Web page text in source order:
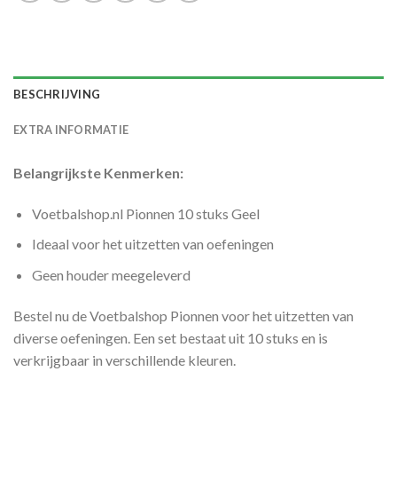
BESCHRIJVING
EXTRA INFORMATIE
Belangrijkste Kenmerken:
Voetbalshop.nl Pionnen 10 stuks Geel
Ideaal voor het uitzetten van oefeningen
Geen houder meegeleverd
Bestel nu de Voetbalshop Pionnen voor het uitzetten van
diverse oefeningen. Een set bestaat uit 10 stuks en is
verkrijgbaar in verschillende kleuren.